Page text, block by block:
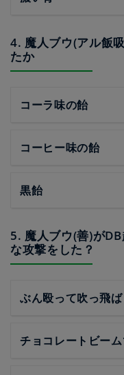
4. 魔人ブウ(アル飯
たか
コーラ味の飴
コーヒー味の飴
黒飴
5. 魔人ブウ(善)が
な攻撃をした？
ぶん殴って吹っ飛
チョコレートビー